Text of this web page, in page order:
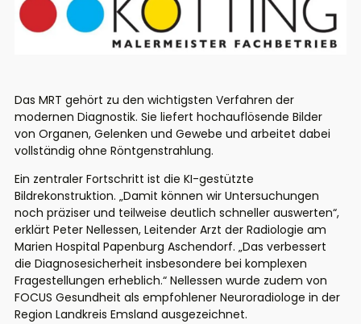
Das MRT gehört zu den wichtigsten Verfahren der
modernen Diagnostik. Sie liefert hochauflösende Bilder
von Organen, Gelenken und Gewebe und arbeitet dabei
vollständig ohne Röntgenstrahlung.
Ein zentraler Fortschritt ist die KI-gestützte
Bildrekonstruktion. „Damit können wir Untersuchungen
noch präziser und teilweise deutlich schneller auswerten“,
erklärt Peter Nellessen, Leitender Arzt der Radiologie am
Marien Hospital Papenburg Aschendorf. „Das verbessert
die Diagnosesicherheit insbesondere bei komplexen
Fragestellungen erheblich.“ Nellessen wurde zudem von
FOCUS Gesundheit als empfohlener Neuroradiologe in der
Region Landkreis Emsland ausgezeichnet.